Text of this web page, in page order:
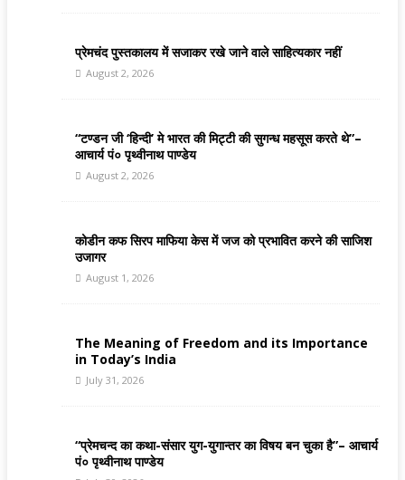
प्रेमचंद पुस्तकालय में सजाकर रखे जाने वाले साहित्यकार नहीं
August 2, 2026
“टण्डन जी ‘हिन्दी’ मे भारत की मिट्टी की सुगन्ध महसूस करते थे”–
आचार्य पं० पृथ्वीनाथ पाण्डेय
August 2, 2026
कोडीन कफ सिरप माफिया केस में जज को प्रभावित करने की साजिश
उजागर
August 1, 2026
The Meaning of Freedom and its Importance
in Today’s India
July 31, 2026
“प्रेमचन्द का कथा-संसार युग-युगान्तर का विषय बन चुका है”– आचार्य
पं० पृथ्वीनाथ पाण्डेय